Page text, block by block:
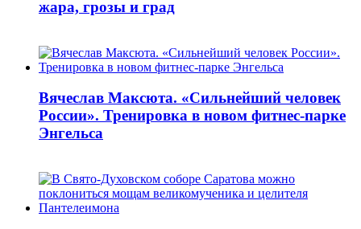
жара, грозы и град
Вячеслав Максюта. «Сильнейший человек
России». Тренировка в новом фитнес-парке
Энгельса